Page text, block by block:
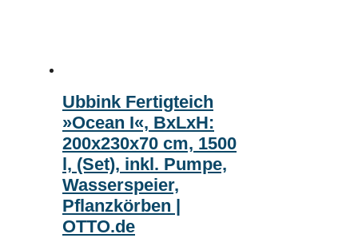
Ubbink Fertigteich
»Ocean I«, BxLxH:
200x230x70 cm, 1500
l, (Set), inkl. Pumpe,
Wasserspeier,
Pflanzkörben |
OTTO.de